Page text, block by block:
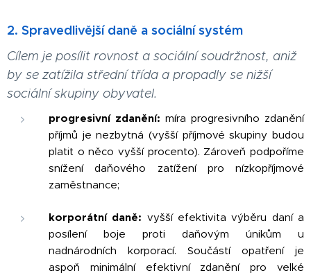
2. Spravedlivější daně a sociální systém
Cílem je posílit rovnost a sociální soudržnost, aniž
by se zatížila střední třída a propadly se nižší
sociální skupiny obyvatel.
progresivní zdanění: míra progresivního zdanění
příjmů je nezbytná (vyšší příjmové skupiny budou
platit o něco vyšší procento). Zároveň podpoříme
snížení daňového zatížení pro nízkopříjmové
zaměstnance;
korporátní daně: vyšší efektivita výběru daní a
posílení boje proti daňovým únikům u
nadnárodních korporací. Součástí opatření je
aspoň minimální efektivní zdanění pro velké